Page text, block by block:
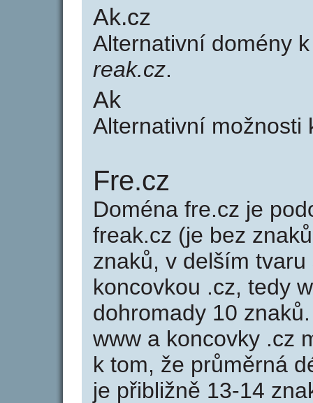
Ak.cz
Alternativní domény
reak.cz.
Ak
Alternativní možnosti
Fre.cz
Doména fre.cz je
freak.cz (je bez
znaků, v delším
koncovkou .cz, tedy
dohromady 10
www a koncovky .cz
k tom, že průměrná
je přibližně 13-14